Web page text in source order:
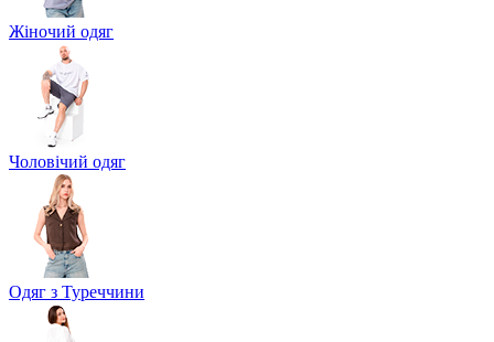
Жіночий одяг
Чоловічий одяг
Одяг з Туреччини